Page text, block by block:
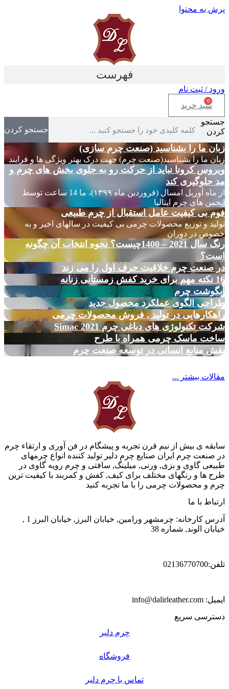
پرش به محتوا
فهرست
ورود / ثبت نام
0
سبد خرید
جستجو
کردن
جستجو کردن
زبان ما را بشناسید (صنعت چرم سازی)
زبان ما را بشناسید(صنعت چرم) جهت درک بهتر ویژگی ها و فرایند
ویروس کرونا نباید از حرکت رو به جلوی بخش های چرم و
مد جلوگیری کند
از ماه آوریل امسال (فروردین ماه ۱۳۹۹)، ما 14 ساعت توسط
انجمن های چرم ایتالیا
فوم بی کیفیت عامل استقبال از چرم طبیعی
تولید و توزیع محصولات چرمی بی کیفیت در سالهای اخیر و به
خصوص در دوران
رنگ سال 2021 – 1400چیست؟ نحوه انتخاب آن چگونه
است؟
در صنعت چرم خلاقیت حرف اول را می زند
16 نکته مهم برای خرید کفش زمستانی زنانه
آبگوشت چرم
طراحی الگوی عملکرد محصول جدید
راهکارهایی در تولید , فروش محصولات چرمی
شرکت تکنولوژی های دباغی چرم Simac 2021
ساخت ماسک چرمی همراه با طرح
نقش منابع انسانی در توسعه صنعت چرم
مقالات بیشتر ...
سابقه ی بیش از نیم قرن تجربه و پیشگام در فن آوری و ارتقاء چرم
در صنعت چرم ایران صنایع چرم دلیر تولید کننده انواع چرمهای
طبیعی گاوی و بزی, ورنی, میلینگ, سافتی و چرم رویه گاوی در
طرح ها و رنگهای مختلف برای کیف, کفش و کمربند با کیفیت ترین
چرم و محصولات چرمی را با ما تجربه کنید
ارتباط با ما
آدرس کارخانه: چرمشهر ورامین, خیابان البرز, خیابان البرز 1 ,
خیابان الوند, شماره 38
تلفن:02136770700
ایمیل: info@dalirleather.com
دسترسی سریع
چرم دلیر
فروشگاه
تماس با چرم دلیر